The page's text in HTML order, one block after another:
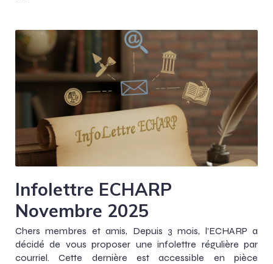
Infolettre ECHARP
Novembre 2025
Chers membres et amis, Depuis 3 mois, l’ECHARP a
décidé de vous proposer une infolettre régulière par
courriel. Cette dernière est accessible en pièce